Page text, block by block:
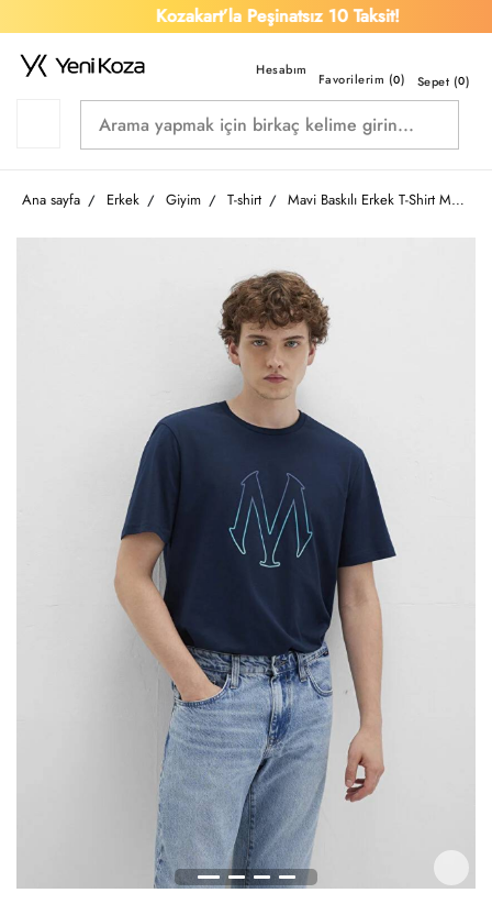
Kozakart’la Peşinatsız 10 Taksit!
Favorilerim (0) Sepet (0)
Ana sayfa Erkek Giyim T-shirt Mavi Baskılı Erkek T-Shirt M0610943-70144